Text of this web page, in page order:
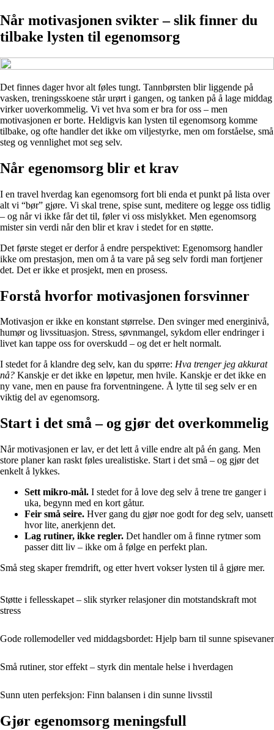
Når motivasjonen svikter – slik finner du
tilbake lysten til egenomsorg
Det finnes dager hvor alt føles tungt. Tannbørsten blir liggende på
vasken, treningsskoene står urørt i gangen, og tanken på å lage middag
virker uoverkommelig. Vi vet hva som er bra for oss – men
motivasjonen er borte. Heldigvis kan lysten til egenomsorg komme
tilbake, og ofte handler det ikke om viljestyrke, men om forståelse, små
steg og vennlighet mot seg selv.
Når egenomsorg blir et krav
I en travel hverdag kan egenomsorg fort bli enda et punkt på lista over
alt vi “bør” gjøre. Vi skal trene, spise sunt, meditere og legge oss tidlig
– og når vi ikke får det til, føler vi oss mislykket. Men egenomsorg
mister sin verdi når den blir et krav i stedet for en støtte.
Det første steget er derfor å endre perspektivet: Egenomsorg handler
ikke om prestasjon, men om å ta vare på seg selv fordi man fortjener
det. Det er ikke et prosjekt, men en prosess.
Forstå hvorfor motivasjonen forsvinner
Motivasjon er ikke en konstant størrelse. Den svinger med energinivå,
humør og livssituasjon. Stress, søvnmangel, sykdom eller endringer i
livet kan tappe oss for overskudd – og det er helt normalt.
I stedet for å klandre deg selv, kan du spørre: Hva trenger jeg akkurat
nå? Kanskje er det ikke en løpetur, men hvile. Kanskje er det ikke en
ny vane, men en pause fra forventningene. Å lytte til seg selv er en
viktig del av egenomsorg.
Start i det små – og gjør det overkommelig
Når motivasjonen er lav, er det lett å ville endre alt på én gang. Men
store planer kan raskt føles urealistiske. Start i det små – og gjør det
enkelt å lykkes.
Sett mikro-mål. I stedet for å love deg selv å trene tre ganger i
uka, begynn med en kort gåtur.
Feir små seire. Hver gang du gjør noe godt for deg selv, uansett
hvor lite, anerkjenn det.
Lag rutiner, ikke regler. Det handler om å finne rytmer som
passer ditt liv – ikke om å følge en perfekt plan.
Små steg skaper fremdrift, og etter hvert vokser lysten til å gjøre mer.
Støtte i fellesskapet – slik styrker relasjoner din motstandskraft mot
stress
Gode rollemodeller ved middagsbordet: Hjelp barn til sunne spisevaner
Små rutiner, stor effekt – styrk din mentale helse i hverdagen
Sunn uten perfeksjon: Finn balansen i din sunne livsstil
Gjør egenomsorg meningsfull